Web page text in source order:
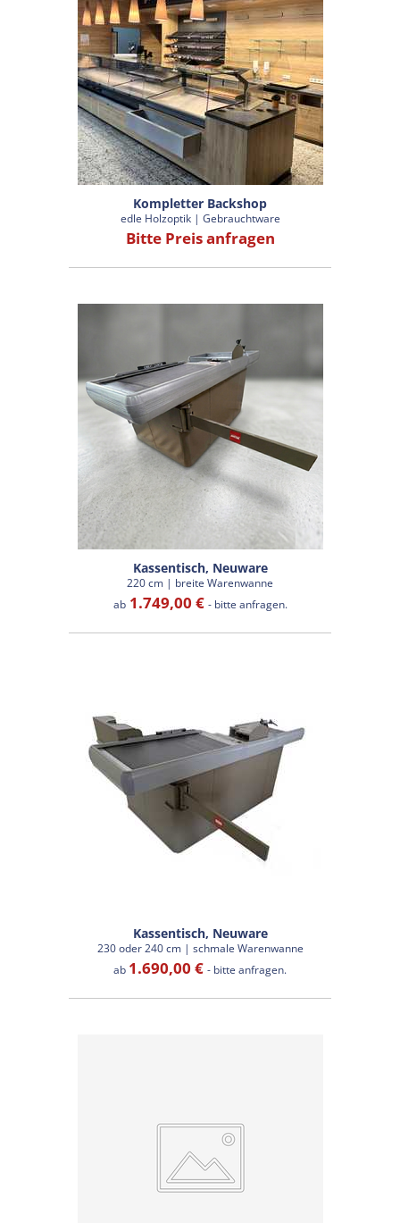
Kompletter Backshop
edle Holzoptik | Gebrauchtware
Bitte Preis anfragen
Kassentisch, Neuware
220 cm | breite Warenwanne
ab1.749,00 € - bitte anfragen.
Kassentisch, Neuware
230 oder 240 cm | schmale Warenwanne
ab 1.690,00 € - bitte anfragen.